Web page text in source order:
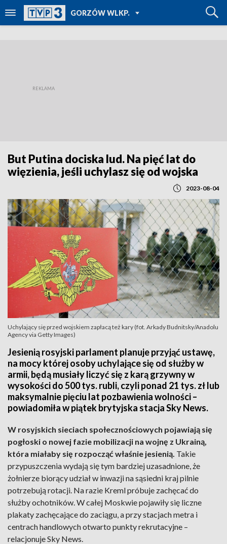
GORZÓW WLKP.
TVP REGIONY
But Putina dociska lud. Na pięć lat do
więzienia, jeśli uchylasz się od wojska
2023-08-04
Uchylający się przed wojskiem zapłacą też kary (fot. Arkady Budnitsky/Anadolu
Agency via Getty Images)
Jesienią rosyjski parlament planuje przyjąć ustawę,
na mocy której osoby uchylające się od służby w
armii, będą musiały liczyć się z karą grzywny w
wysokości do 500 tys. rubli, czyli ponad 21 tys. zł lub
maksymalnie pięciu lat pozbawienia wolności –
powiadomiła w piątek brytyjska stacja Sky News.
W rosyjskich sieciach społecznościowych pojawiają się
pogłoski o nowej fazie mobilizacji na wojnę z Ukrainą,
która miałaby się rozpocząć właśnie jesienią. Takie
przypuszczenia wydają się tym bardziej uzasadnione, że
żołnierze biorący udział w inwazji na sąsiedni kraj pilnie
potrzebują rotacji. Na razie Kreml próbuje zachęcać do
służby ochotników. W całej Moskwie pojawiły się liczne
plakaty zachęcające do zaciągu, a przy stacjach metra i
centrach handlowych otwarto punkty rekrutacyjne –
relacjonuje Sky News.